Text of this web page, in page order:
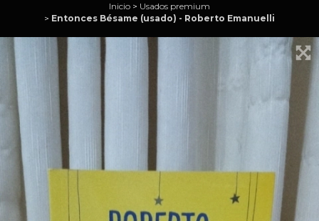
Inicio > Usados premium
> Entonces Bésame (usado) - Roberto Emanuelli